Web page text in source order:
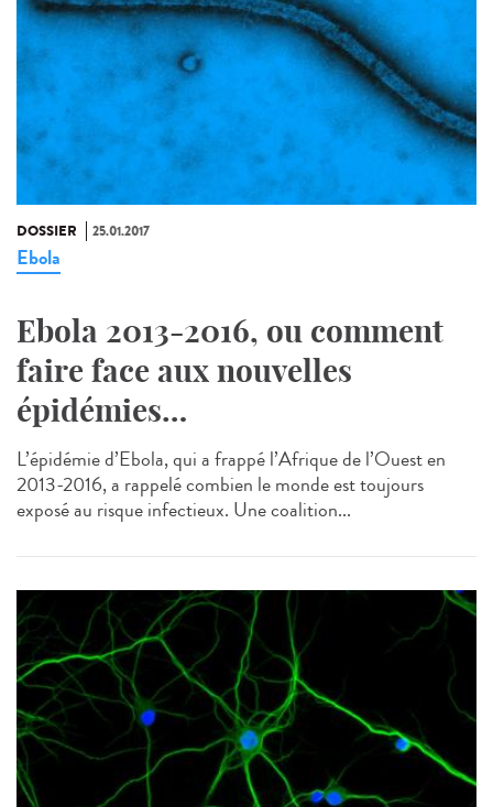
DOSSIER 25.01.2017
Ebola
Ebola 2013-2016, ou comment
faire face aux nouvelles
épidémies…
L’épidémie d’Ebola, qui a frappé l’Afrique de l’Ouest en
2013-2016, a rappelé combien le monde est toujours
exposé au risque infectieux. Une coalition...